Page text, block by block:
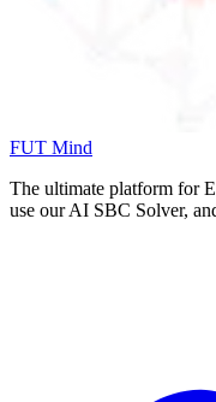
FUT Mind
The ultimate platform for
use our AI SBC Solver,